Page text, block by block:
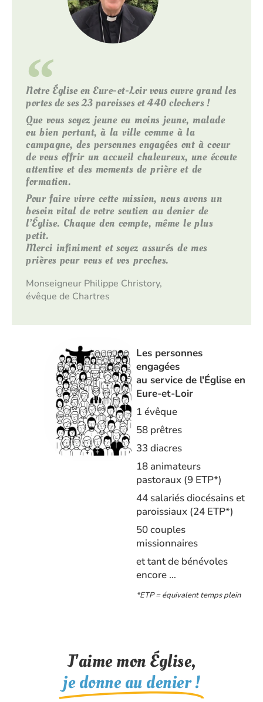
Notre Église en Eure-et-Loir vous ouvre grand les
portes de ses 23 paroisses et 440 clochers !
Que vous soyez jeune ou moins jeune, malade
ou bien portant, à la ville comme à la
campagne, des personnes engagées ont à coeur
de vous offrir un accueil chaleureux, une écoute
attentive et des moments de prière et de
formation.
Pour faire vivre cette mission, nous avons un
besoin vital de votre soutien au denier de
l’Église. Chaque don compte, même le plus
petit.
Merci infiniment et soyez assurés de mes
prières pour vous et vos proches.
Monseigneur Philippe Christory,
évêque de Chartres
Les personnes
engagées
au service de l'Église en
Eure-et-Loir
1 évêque
58 prêtres
33 diacres
18 animateurs
pastoraux (9 ETP*)
44 salariés diocésains et
paroissiaux (24 ETP*)
50 couples
missionnaires
et tant de bénévoles
encore …
*ETP = équivalent temps plein
J'aime mon Église,
je donne au denier !